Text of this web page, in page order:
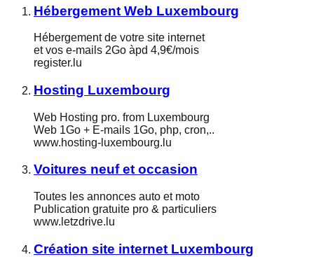
Hébergement Web Luxembourg
Hébergement de votre site internet
et vos e-mails 2Go àpd 4,9€/mois
register.lu
Hosting Luxembourg
Web Hosting pro. from Luxembourg
Web 1Go + E-mails 1Go, php, cron,..
www.hosting-luxembourg.lu
Voitures neuf et occasion
Toutes les annonces auto et moto
Publication gratuite pro & particuliers
www.letzdrive.lu
Création site internet Luxembourg